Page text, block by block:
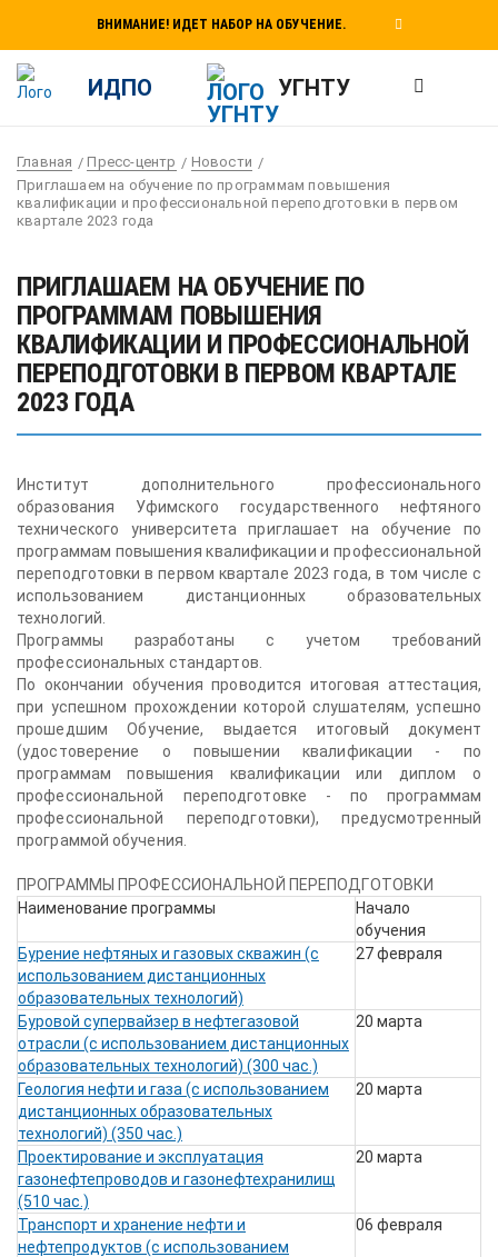
ВНИМАНИЕ! ИДЕТ НАБОР НА ОБУЧЕНИЕ.
ИДПО УГНТУ
Главная Пресс-центр
Новости
Приглашаем на обучение по программам повышения
квалификации и профессиональной переподготовки в первом
квартале 2023 года
ПРИГЛАШАЕМ НА ОБУЧЕНИЕ ПО
ПРОГРАММАМ ПОВЫШЕНИЯ
КВАЛИФИКАЦИИ И ПРОФЕССИОНАЛЬНОЙ
ПЕРЕПОДГОТОВКИ В ПЕРВОМ КВАРТАЛЕ
2023 ГОДА
Институт дополнительного профессионального
образования Уфимского государственного нефтяного
технического университета приглашает на обучение по
программам повышения квалификации и профессиональной
переподготовки в первом квартале 2023 года, в том числе с
использованием дистанционных образовательных
технологий.
Программы разработаны с учетом требований
профессиональных стандартов.
По окончании обучения проводится итоговая аттестация,
при успешном прохождении которой слушателям, успешно
прошедшим Обучение, выдается итоговый документ
(удостоверение о повышении квалификации - по
программам повышения квалификации или диплом о
профессиональной переподготовке - по программам
профессиональной переподготовки), предусмотренный
программой обучения.
ПРОГРАММЫ ПРОФЕССИОНАЛЬНОЙ ПЕРЕПОДГОТОВКИ
Наименование программы
Начало
обучения
Бурение нефтяных и газовых скважин (с
использованием дистанционных
образовательных технологий)
27 февраля
Буровой супервайзер в нефтегазовой
отрасли (с использованием дистанционных
образовательных технологий) (300 час.)
20 марта
Геология нефти и газа (с использованием
дистанционных образовательных
технологий) (350 час.)
20 марта
Проектирование и эксплуатация
газонефтепроводов и газонефтехранилищ
(510 час.)
20 марта
Транспорт и хранение нефти и
нефтепродуктов (с использованием
06 февраля